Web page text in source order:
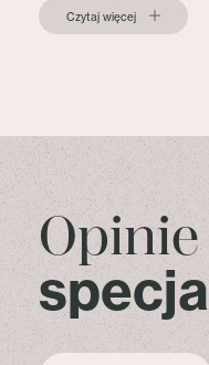
Czytaj więcej
Opinie